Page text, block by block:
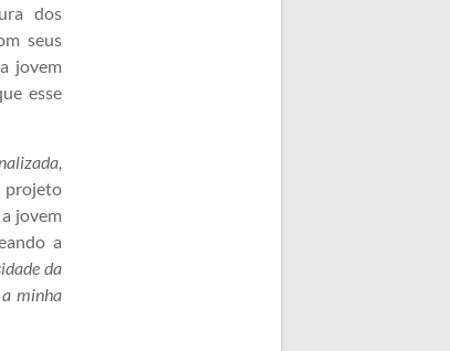
dos
seus
jovem
esse
jovem
a
da
minha